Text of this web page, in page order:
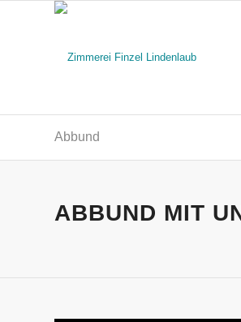
Abbund
ABBUND MIT